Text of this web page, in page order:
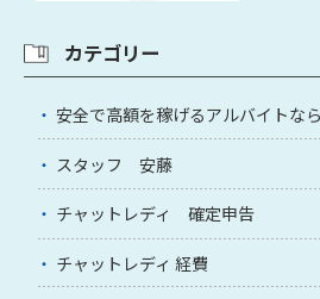
カテゴリー
安全で高額を稼げるアルバイトな
スタッフ 安藤
チャットレディ 確定申告
チャットレディ 経費